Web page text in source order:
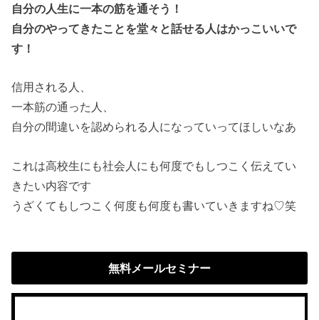
自分の人生に一本の筋を通そう！
自分のやってきたことを堂々と話せる人はかっこいいで
す！
信用される人、
一本筋の通った人、
自分の間違いを認められる人になっていってほしいなあ
これは高校生にも社会人にも何度でもしつこく伝えてい
きたい内容です
うざくてもしつこく何度も何度も書いていきますね♡笑
無料メールセミナー